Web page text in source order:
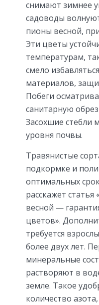
снимают зимнее
садоводы
пионы весной,
Эти цветы
температурам,
смело
материалов,
Побеги
санитарную
Засохшие стебли
уровня почвы.
Травянистые
подкормке и
оптимальных
расскажет
весной —
цветов».
требуется
более двух лет.
минеральные
растворяют в
земле. Такое
количество